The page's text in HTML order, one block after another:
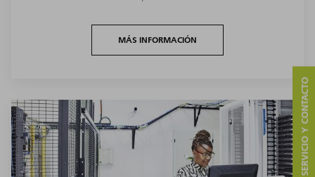
MÁS INFORMACIÓN
SERVICIO Y CONTACTO